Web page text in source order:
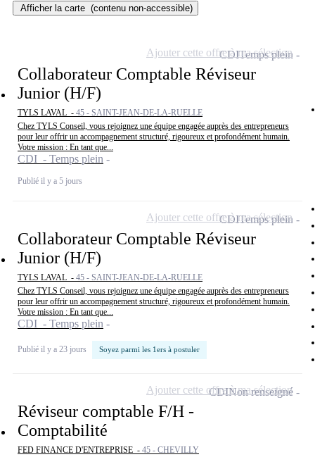
Afficher la carte (contenu non-accessible)
Collaborateur Comptable Réviseur
Junior (H/F)
TYLS LAVAL - 45 - SAINT-JEAN-DE-LA-RUELLE
Chez TYLS Conseil, vous rejoignez une équipe engagée auprès des entrepreneurs
pour leur offrir un accompagnement structuré, rigoureux et profondément humain.
Votre mission : En tant que...
CDI - Temps plein
Publié il y a 5 jours
CDITemps plein
Ajouter cette offre à ma sélection
Collaborateur Comptable Réviseur
Junior (H/F)
TYLS LAVAL - 45 - SAINT-JEAN-DE-LA-RUELLE
Chez TYLS Conseil, vous rejoignez une équipe engagée auprès des entrepreneurs
pour leur offrir un accompagnement structuré, rigoureux et profondément humain.
Votre mission : En tant que...
CDI - Temps plein
Publié il y a 23 jours Soyez parmi les 1ers à postuler
CDITemps plein
Ajouter cette offre à ma sélection
Réviseur comptable F/H -
Comptabilité
FED FINANCE D'ENTREPRISE - 45 - CHEVILLY
CDINon renseigné
Ajouter cette offre à ma sélection